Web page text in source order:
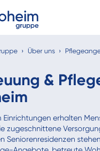
› Über uns ›
&
Einrichtungen erhalten
zugeschnittene
Seniorenresidenzen